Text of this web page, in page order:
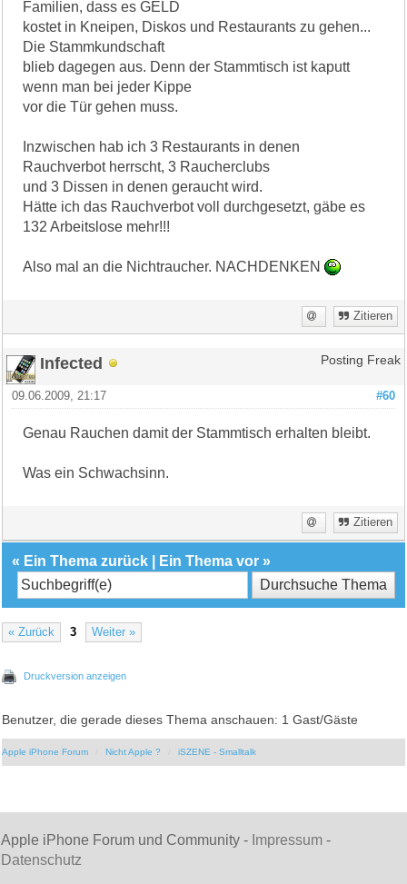
Familien, dass es GELD
kostet in Kneipen, Diskos und Restaurants zu gehen...
Die Stammkundschaft
blieb dagegen aus. Denn der Stammtisch ist kaputt
wenn man bei jeder Kippe
vor die Tür gehen muss.
Inzwischen hab ich 3 Restaurants in denen
Rauchverbot herrscht, 3 Raucherclubs
und 3 Dissen in denen geraucht wird.
Hätte ich das Rauchverbot voll durchgesetzt, gäbe es
132 Arbeitslose mehr!!!
Also mal an die Nichtraucher. NACHDENKEN
Zitieren
Infected Posting Freak
#60
09.06.2009, 21:17
Genau Rauchen damit der Stammtisch erhalten bleibt.
Was ein Schwachsinn.
Zitieren
« Ein Thema zurück Ein Thema vor »
« Zurück 3 Weiter »
Druckversion anzeigen
Benutzer, die gerade dieses Thema anschauen: 1 Gast/Gäste
Apple iPhone Forum Nicht Apple ? iSZENE - Smalltalk
Apple iPhone Forum und Community - Impressum -
Datenschutz